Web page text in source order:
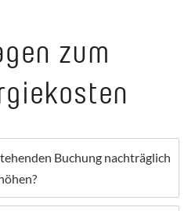
zum
Buchung nachträglich